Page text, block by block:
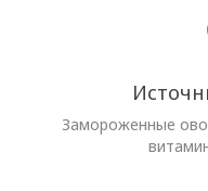
Замороженные